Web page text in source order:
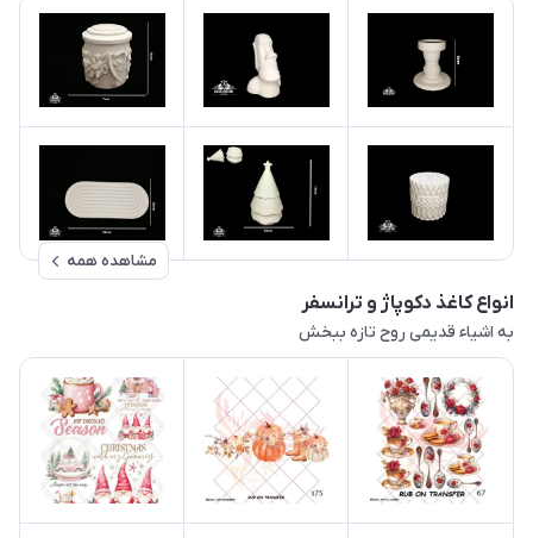
مشاهده همه
انواع کاغذ دکوپاژ و ترانسفر
به اشیاء قدیمی روح تازه ببخش